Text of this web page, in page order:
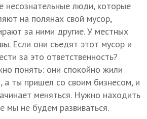
несознательные люди, которые
на полянах свой мусор,
за ними другие. У местных
Если они съедят этот мусор и
за это ответственность?
понять: они спокойно жили
а ты пришел со своим бизнесом, и
меняться. Нужно находить
мы не будем развиваться.